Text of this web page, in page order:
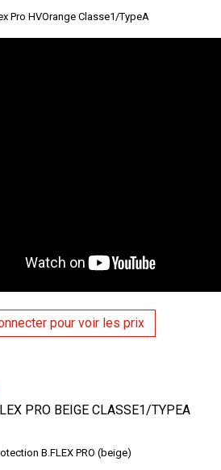
Pro HVOrange Classe1/TypeA
pour voir les prix
PRO BEIGE CLASSE1/TYPEA
B.FLEX PRO (beige)